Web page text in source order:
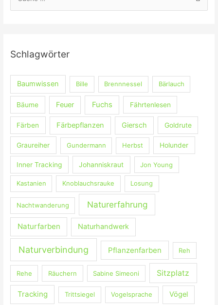
n
c
Schlagwörter
Baumwissen Bille Brennnessel Bärlauch
Bäume Feuer Fuchs Fährtenlesen
Färben Färbepflanzen Giersch Goldrute
Graureiher Gundermann Herbst Holunder
Inner Tracking Johanniskraut Jon Young
Kastanien Knoblauchsrauke Losung
Nachtwanderung Naturerfahrung
Naturfarben Naturhandwerk
Naturverbindung Pflanzenfarben Reh
Rehe Räuchern Sabine Simeoni Sitzplatz
Tracking Trittsiegel Vogelsprache Vögel